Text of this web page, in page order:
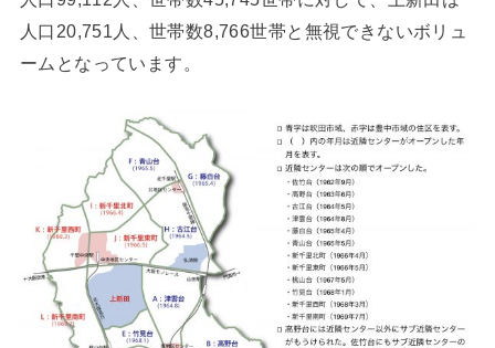
人口20,751人、世帯数8,766世帯と無視できないボリュ
ームとなっています。